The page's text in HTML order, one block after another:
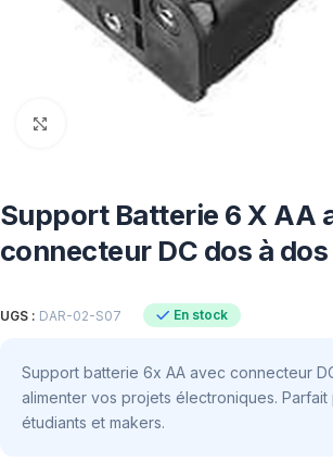
Support Batterie 6 X AA
connecteur DC dos à dos
UGS : DAR-02-S07 En stock
Support batterie 6x AA avec connecteur
alimenter vos projets électroniques. Parfait
étudiants et makers.